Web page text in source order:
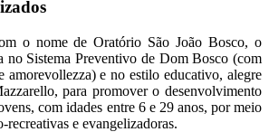
o nome de Oratório São João Bosco, o
no Sistema Preventivo de Dom Bosco (com
amorevollezza) e no estilo educativo, alegre
para promover o desenvolvimento
com idades entre 6 e 29 anos, por meio
recreativas e evangelizadoras.